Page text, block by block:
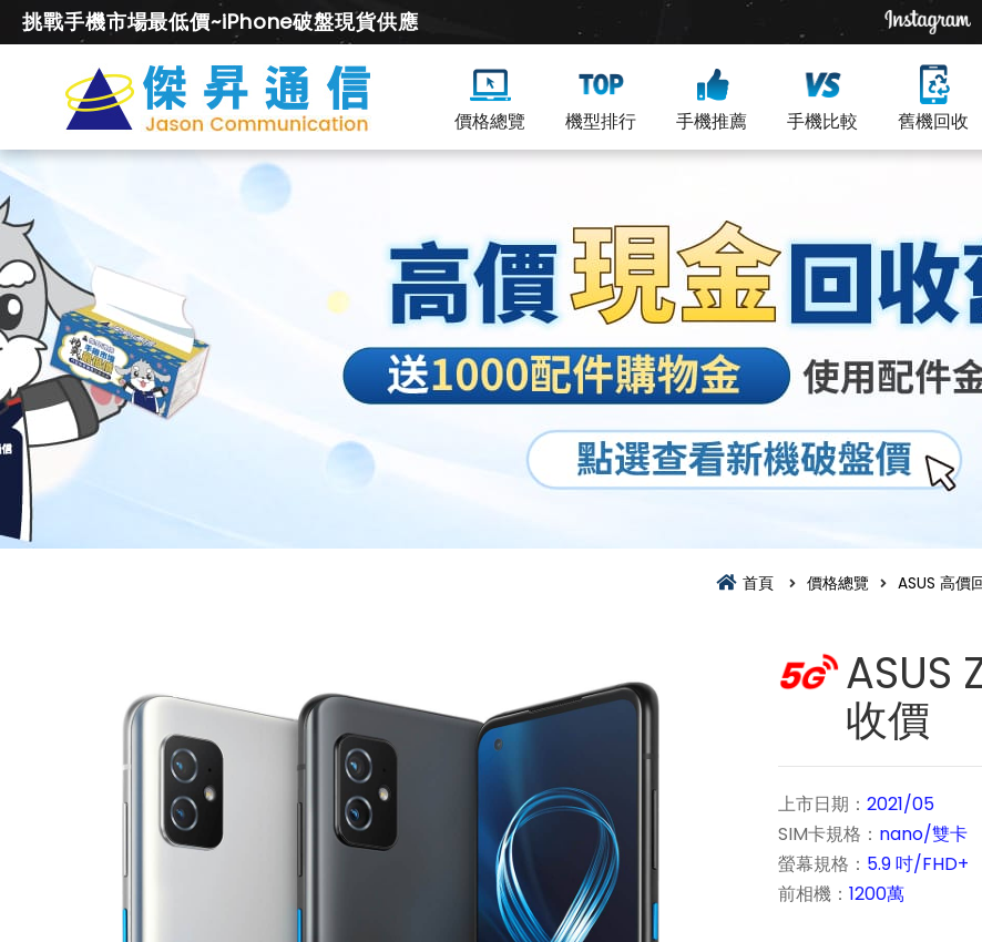
挑戰手機市場最低價~iPhone破盤現貨供應
價格總覽 機型排行 手機推薦 手機比較 舊機回收
首頁 價格總覽 ASUS 高價
ASUS
收價
上市日期： 2021/05
SIM卡規格： nano/雙卡
螢幕規格： 5.9 吋/FHD+
前相機： 1200萬